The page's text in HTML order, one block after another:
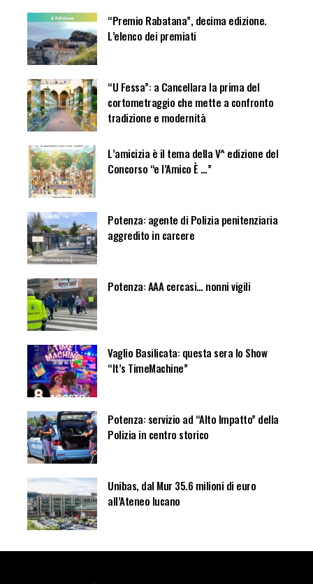
“Premio Rabatana”, decima edizione.
L’elenco dei premiati
“U Fessa”: a Cancellara la prima del
cortometraggio che mette a confronto
tradizione e modernità
L’amicizia è il tema della V^ edizione del
Concorso “e l’Amico È …”
Potenza: agente di Polizia penitenziaria
aggredito in carcere
Potenza: AAA cercasi… nonni vigili
Vaglio Basilicata: questa sera lo Show
“It’s TimeMachine”
Potenza: servizio ad “Alto Impatto” della
Polizia in centro storico
Unibas, dal Mur 35.6 milioni di euro
all’Ateneo lucano